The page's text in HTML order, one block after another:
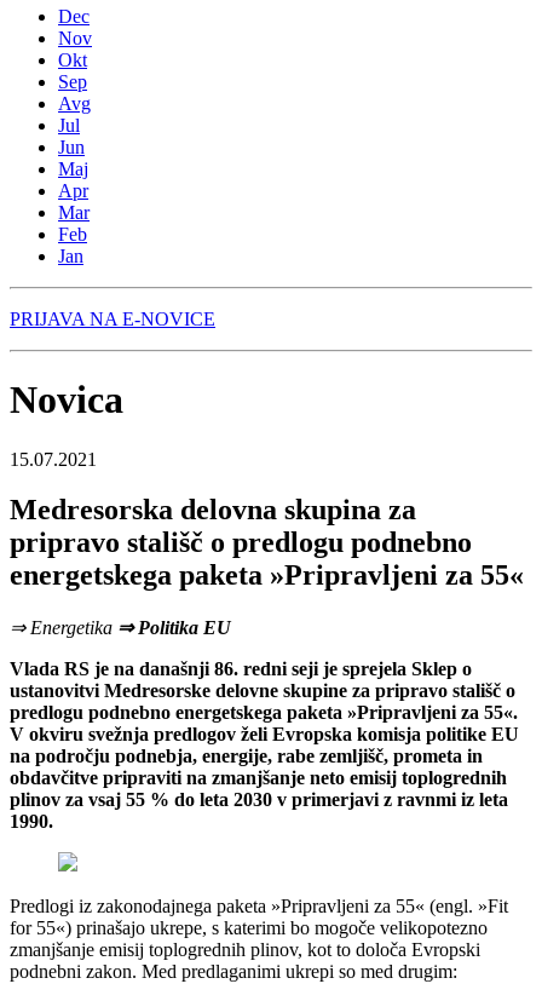
Dec
Nov
Okt
Sep
Avg
Jul
Jun
Maj
Apr
Mar
Feb
Jan
PRIJAVA NA E-NOVICE
Novica
15.07.2021
Medresorska delovna skupina za
pripravo stališč o predlogu podnebno
energetskega paketa »Pripravljeni za 55«
⇒ Energetika ⇒ Politika EU
Vlada RS je na današnji 86. redni seji je sprejela Sklep o
ustanovitvi Medresorske delovne skupine za pripravo stališč o
predlogu podnebno energetskega paketa »Pripravljeni za 55«.
V okviru svežnja predlogov želi Evropska komisja politike EU
na področju podnebja, energije, rabe zemljišč, prometa in
obdavčitve pripraviti na zmanjšanje neto emisij toplogrednih
plinov za vsaj 55 % do leta 2030 v primerjavi z ravnmi iz leta
1990.
Predlogi iz zakonodajnega paketa »Pripravljeni za 55« (engl. »Fit
for 55«) prinašajo ukrepe, s katerimi bo mogoče velikopotezno
zmanjšanje emisij toplogrednih plinov, kot to določa Evropski
podnebni zakon. Med predlaganimi ukrepi so med drugim: